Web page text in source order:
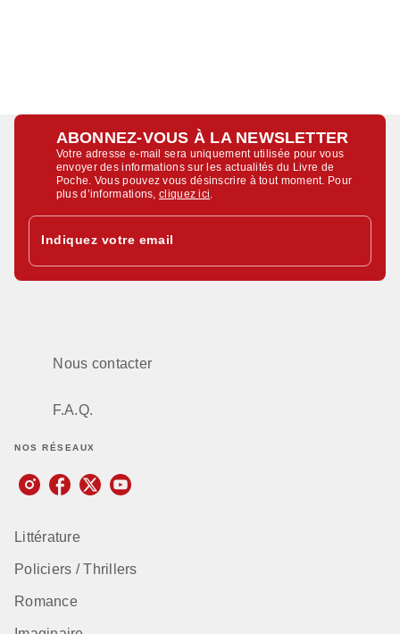
ABONNEZ-VOUS À LA NEWSLETTER
Votre adresse e-mail sera uniquement utilisée pour vous
envoyer des informations sur les actualités du Livre de
Poche. Vous pouvez vous désinscrire à tout moment. Pour
plus d’informations,cliquez ici
Indiquez votre email
Nous contacter
F.A.Q.
NOS RÉSEAUX
Littérature
Policiers / Thrillers
Romance